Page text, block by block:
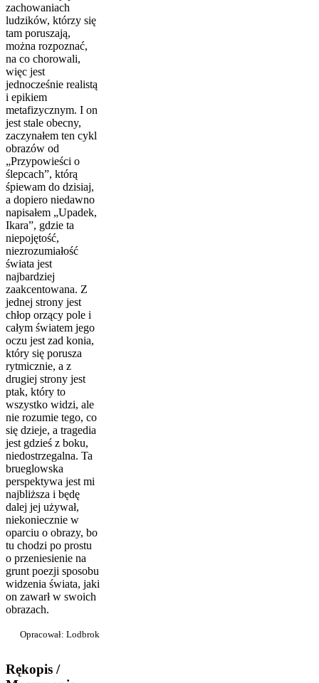
zachowaniach
ludzików, którzy się
tam poruszają,
można rozpoznać,
na co chorowali,
więc jest
jednocześnie realistą
i epikiem
metafizycznym. I on
jest stale obecny,
zaczynałem ten cykl
obrazów od
„Przypowieści o
ślepcach”, którą
śpiewam do dzisiaj,
a dopiero niedawno
napisałem „Upadek,
Ikara”, gdzie ta
niepojętość,
niezrozumiałość
świata jest
najbardziej
zaakcentowana. Z
jednej strony jest
chłop orzący pole i
całym światem jego
oczu jest zad konia,
który się porusza
rytmicznie, a z
drugiej strony jest
ptak, który to
wszystko widzi, ale
nie rozumie tego, co
się dzieje, a tragedia
jest gdzieś z boku,
niedostrzegalna. Ta
brueglowska
perspektywa jest mi
najbliższa i będę
dalej jej używał,
niekoniecznie w
oparciu o obrazy, bo
tu chodzi po prostu
o przeniesienie na
grunt poezji sposobu
widzenia świata, jaki
on zawarł w swoich
obrazach.
Opracował: Lodbrok
Rękopis /